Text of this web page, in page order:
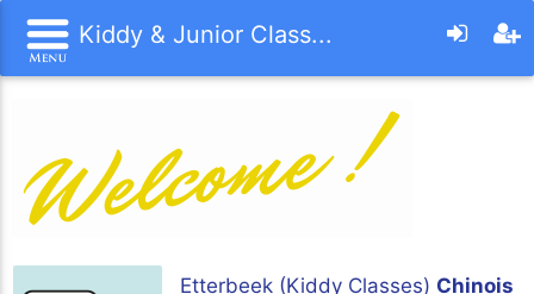
Kiddy & Junior Class...
Etterbeek (Kiddy Classes) Chinois